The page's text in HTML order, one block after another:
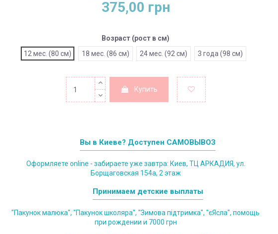
375,00 грн
Возраст (рост в см)
12 мес. (80 см)
18 мес. (86 см) 24 мес. (92 см) 3 года (98 см)
Купить
Вы в Киеве? Доступен САМОВЫВОЗ
Оформляете online - забираете уже завтра: Киев, ТЦ АРКАДИЯ, ул.
Борщаговская 154а, 2 этаж
Принимаем детские выплаты
"Пакунок малюка", "Пакунок школяра", "Зимова підтримка", "єЯсла", помощь
при рождении и 7000 грн